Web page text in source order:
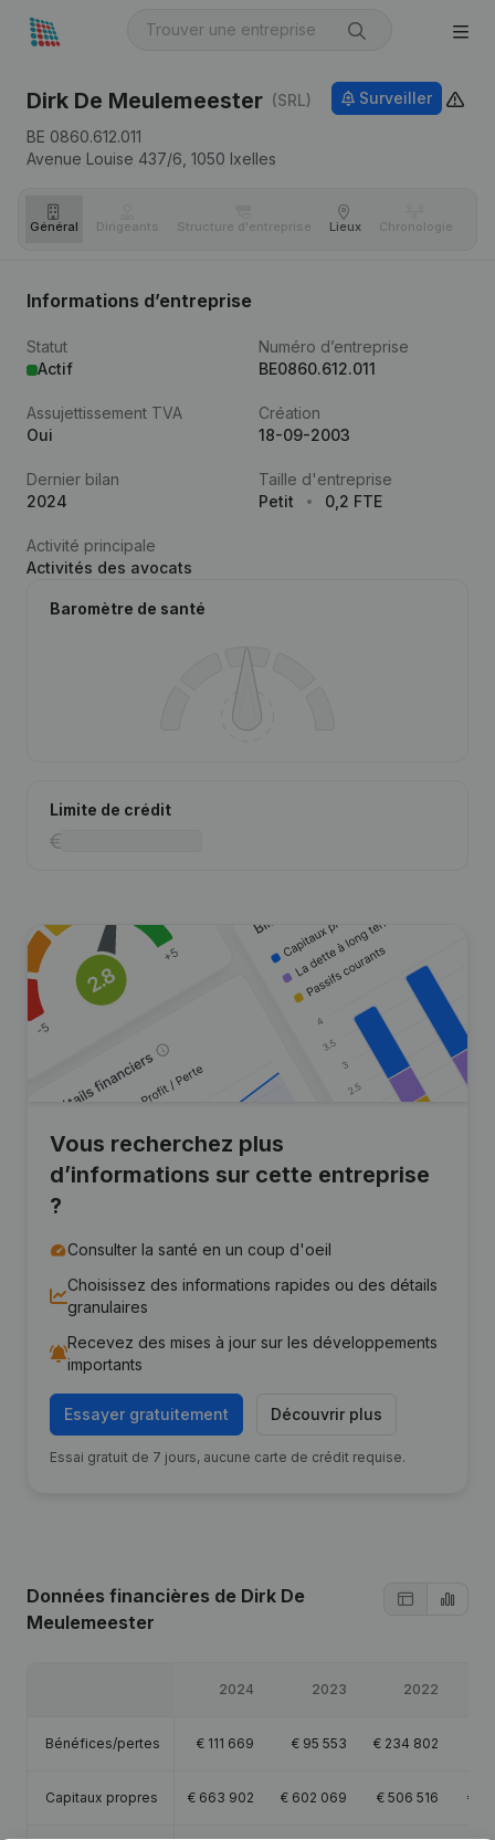
Dirk De Meulemeester (SRL)
BE 0860.612.011
Avenue Louise 437/6, 1050 Ixelles
Surveiller
Général Dirigeants Structure d'entreprise Lieux Chronologie
Informations d’entreprise
Statut
Actif
Numéro d’entreprise
BE0860.612.011
Assujettissement TVA
Oui
Création
18-09-2003
Dernier bilan
2024
Taille d'entreprise
Petit
0,2 FTE
Activité principale
Activités des avocats
Baromètre de santé
Limite de crédit
Vous recherchez plus
d’informations sur cette entreprise
?
Consulter la santé en un coup d'oeil
Choisissez des informations rapides ou des détails
granulaires
Recevez des mises à jour sur les développements
importants
Essayer gratuitement Découvrir plus
Essai gratuit de 7 jours, aucune carte de crédit requise.
Données financières de Dirk De
Meulemeester
2024 2023 2022
Bénéfices/pertes € 111 669 € 95 553 € 234 802
Capitaux propres € 663 902 € 602 069 € 506 516 €